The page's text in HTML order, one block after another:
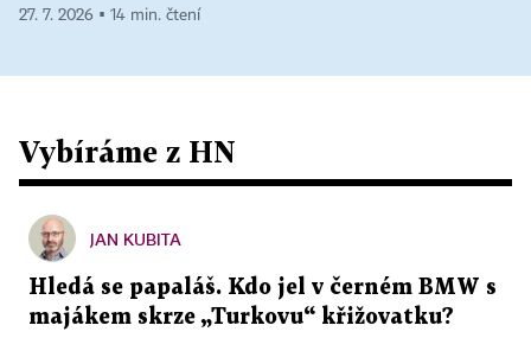
27. 7. 2026 ▪ 14 min. čtení
Vybíráme z HN
JAN KUBITA
Hledá se papaláš. Kdo jel v černém BMW s
majákem skrze „Turkovu“ křižovatku?